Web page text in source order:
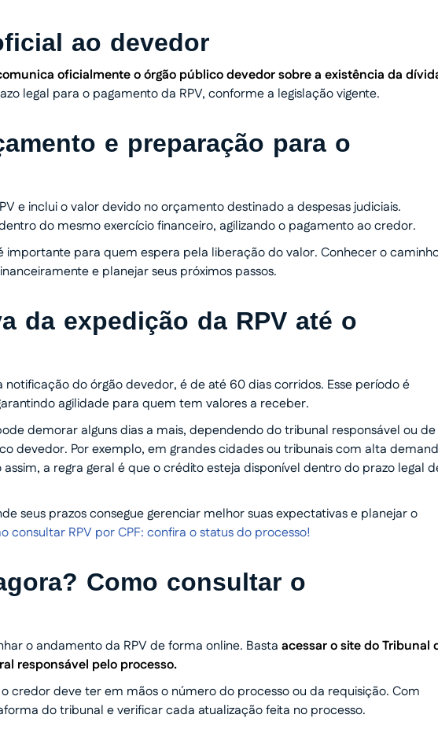
ao devedor
oficialmente o órgão público devedor sobre a existência da
legal para o pagamento da RPV, conforme a legislação vigente.
e preparação para o
e inclui o valor devido no orçamento destinado a despesas judiciais.
do mesmo exercício financeiro, agilizando o pagamento ao credor.
importante para quem espera pela liberação do valor. Conhecer o
e planejar seus próximos passos.
da expedição da RPV até o
notificação do órgão devedor, é de até 60 dias corridos. Esse período é
agilidade para quem tem valores a receber.
demorar alguns dias a mais, dependendo do tribunal responsável ou de
devedor. Por exemplo, em grandes cidades ou tribunais com alta
a regra geral é que o crédito esteja disponível dentro do prazo legal
seus prazos consegue gerenciar melhor suas expectativas e planejar o
consultar RPV por CPF: confira o status do processo!
Como consultar o
o andamento da RPV de forma online. Basta acessar o site do Tribunal
responsável pelo processo.
credor deve ter em mãos o número do processo ou da requisição. Com
do tribunal e verificar cada atualização feita no processo.